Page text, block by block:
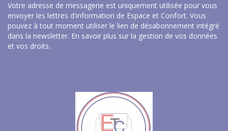
Votre adresse de messagerie est uniquement utilisée pour vous
envoyer les lettres d'information de Espace et Confort. Vous
pouvez à tout moment utiliser le lien de désabonnement intégré
dans la newsletter. En savoir plus sur la gestion de vos données
et vos droits.